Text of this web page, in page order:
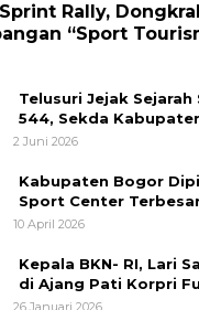
Rally,
“Sport
Telusuri Jejak Sejarah
544, Sekda
Gowes Napak Tilas
2 Juni 2026
Kabupaten Bogor
Sport Center
Peluang Tingkatkan
10 April 2026
Kepala BKN- RI, Lari
di Ajang Pati Korpri
26 Januari 2026